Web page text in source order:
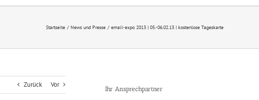
Startseite News und Presse email-expo 2013 | 05.-06.02.13 | kostenlose Tageskarte
Zurück Vor
Ihr Ansprechpartner